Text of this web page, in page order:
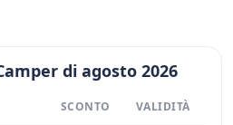
di agosto 2026
SCONTO VALIDITÀ